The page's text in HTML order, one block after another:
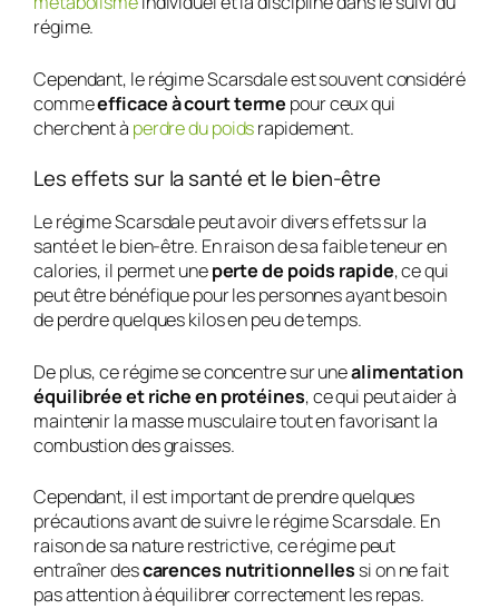
régime.
Cependant, le régime Scarsdale est souvent considéré
commeefficace à court terme pour ceux qui
cherchent à perdre du poidsrapidement.
Les effets sur la santé et le bien-être
Le régime Scarsdale peut avoir divers effets sur la
santé et le bien-être. En raison de sa faible teneur en
calories, il permet uneperte de poids rapide, ce qui
peut être bénéfique pour les personnes ayant besoin
de perdre quelques kilos en peu de temps.
De plus, ce régime se concentre sur unealimentation
équilibrée et riche en protéines, ce qui peut aider à
maintenir la masse musculaire tout en favorisant la
combustion des graisses.
Cependant, il est important de prendre quelques
précautions avant de suivre le régime Scarsdale. En
raison de sa nature restrictive, ce régime peut
entraîner descarences nutritionnelles si on ne fait
pas attention à équilibrer correctement les repas.